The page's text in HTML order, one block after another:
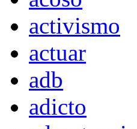
activismo
actuar
adb
adicto